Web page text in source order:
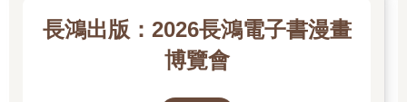
長鴻出版：2026長鴻電子書漫畫
博覽會